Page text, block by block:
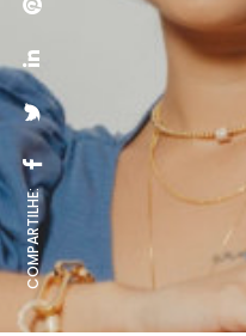
COMPARTILHE: